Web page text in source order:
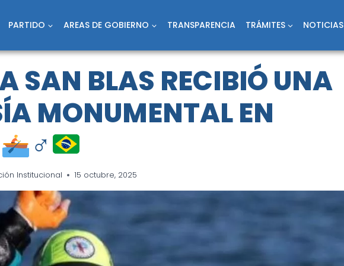
PARTIDO AREAS DE GOBIERNO TRANSPARENCIA TRÁMITES NOTICIAS
SAN BLAS RECIBIÓ UNA
MONUMENTAL EN
‍♂
Institucional 15 octubre, 2025